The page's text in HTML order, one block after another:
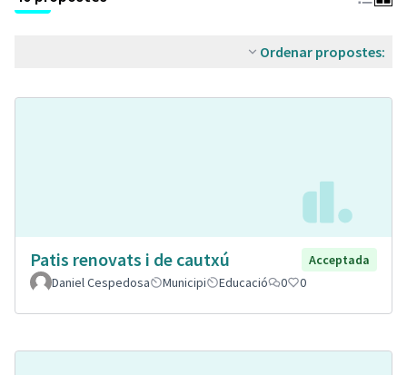
Ordenar propostes:
Patis renovats i de cautxú
Acceptada
Daniel Cespedosa
Municipi Educació 0 0